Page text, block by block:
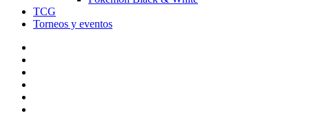
TCG
Torneos y eventos